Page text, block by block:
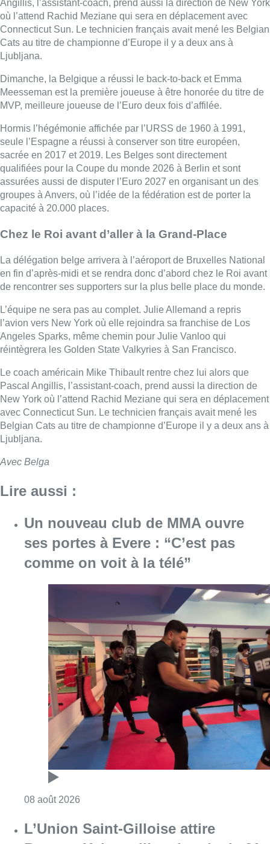
qualifiées pour la Coupe du monde 2026 à Berlin et sont
assurées aussi de disputer l’Euro 2027 en organisant un des
groupes à Anvers, où l’idée de la fédération est de porter la
capacité à 20.000 places.
Chez le Roi avant d’aller à la Grand-Place
La délégation belge arrivera à l’aéroport de Bruxelles National
en fin d’après-midi et se rendra donc d’abord chez le Roi avant
de rencontrer ses supporters sur la plus belle place du monde.
L’équipe ne sera pas au complet. Julie Allemand a repris
l’avion vers New York où elle rejoindra sa franchise de Los
Angeles Sparks, même chemin pour Julie Vanloo qui
réintègrera les Golden State Valkyries à San Francisco.
Le coach américain Mike Thibault rentre chez lui alors que
New York où l’attend Rachid Meziane qui sera en déplacement
Belgian Cats au titre de championne d’Europe il y a deux ans à
Ljubljana.
Lire aussi :
Un nouveau club de MMA ouvre
ses portes à Evere : “C’est pas
comme on voit à la télé”
08 août 2026Consulter l'article "Un nouveau club de
L’Union Saint-Gilloise attire
Bertram Kvist, milieu danois de 21
ans qui renforce les U23